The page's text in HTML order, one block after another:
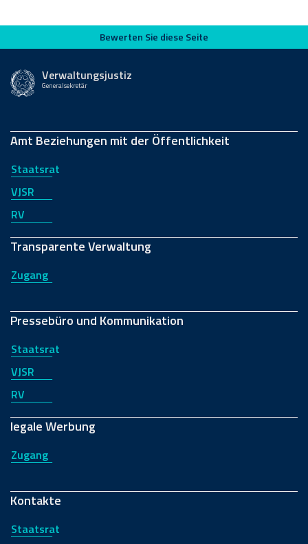
Bewerten Sie diese Seite
Bewerten Sie diese Seite
Verwaltungsjustiz
Generalsekretär
Amt Beziehungen mit der Öffentlichkeit
Staatsrat
VJSR
RV
Transparente Verwaltung
Zugang
Pressebüro und Kommunikation
Staatsrat
VJSR
RV
legale Werbung
Zugang
Kontakte
Staatsrat